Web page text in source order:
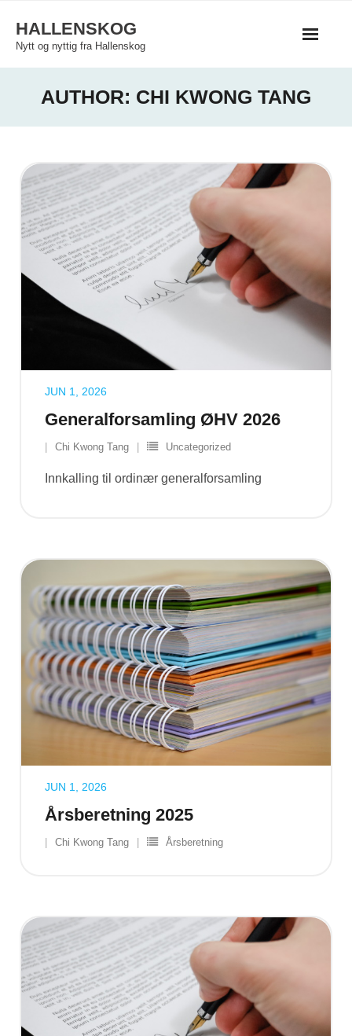
content
HALLENSKOG
Nytt og nyttig fra Hallenskog
AUTHOR: CHI KWONG TANG
Generalforsamling ØHV 2026
JUN 1, 2026
Chi Kwong Tang Uncategorized
Innkalling til ordinær generalforsamling
Årsberetning 2025
JUN 1, 2026
Chi Kwong Tang Årsberetning